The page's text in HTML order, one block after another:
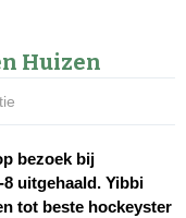
Huizen
bezoek bij
uitgehaald. Yibbi
tot beste hockeyster